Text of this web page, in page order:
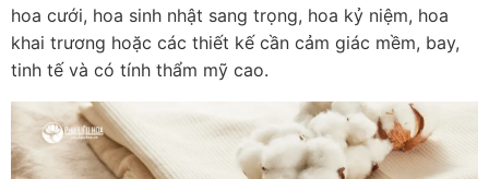
hoa cưới, hoa sinh nhật sang trọng, hoa kỷ niệm, hoa
khai trương hoặc các thiết kế cần cảm giác mềm, bay,
tinh tế và có tính thẩm mỹ cao.